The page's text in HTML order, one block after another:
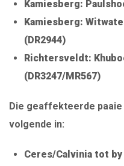
Kamiesberg:
Kamiesberg:
(DR2944)
Richtersveldt:
(DR3247/MR567)
Die geaffekteerde
volgende in:
Ceres/Calvinia tot by